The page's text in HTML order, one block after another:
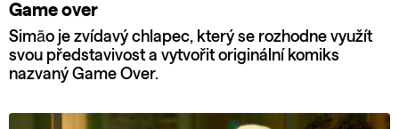
Game over
Simão je zvídavý chlapec, který se rozhodne využít
svou představivost a vytvořit originální komiks
nazvaný Game Over.